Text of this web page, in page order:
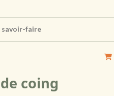
faire
coing